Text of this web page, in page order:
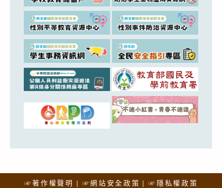
☞著作權聲明 ☞網站安全政策 ☞隱私權政策